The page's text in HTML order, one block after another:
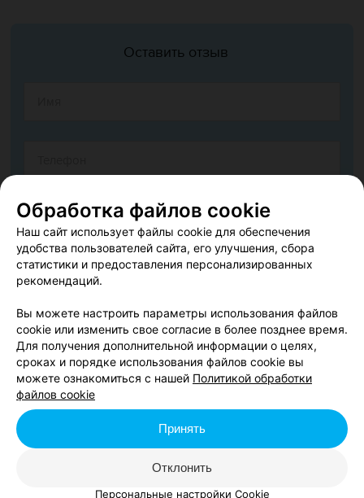
Оставить отзыв
Согласен опубликовать отзыв. Подробнее обусловиях
обработки персональных данныхимеханизме реализации
прав
Добавить отзыв
Пользовательского соглашения
Обработка файлов cookie
Наш сайт использует файлы cookie для обеспечения
удобства пользователей сайта, его улучшения, сбора
статистики и предоставления персонализированных
рекомендаций.
Вы можете настроить параметры использования файлов
cookie или изменить свое согласие в более позднее время.
Для получения дополнительной информации о целях,
сроках и порядке использования файлов cookie вы
можете ознакомиться с нашей Политикой обработки
файлов cookie
Отклонить
Принять
Персональные настройки Cookie